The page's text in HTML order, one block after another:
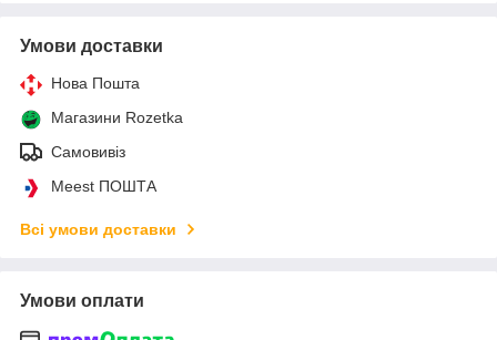
Умови доставки
Нова Пошта
Магазини Rozetka
Самовивіз
Meest ПОШТА
Всі умови доставки
Умови оплати